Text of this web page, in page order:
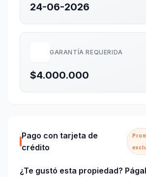
24-06-2026
GARANTÍA REQUERIDA
$4.000.000
Pago con tarjeta de
crédito
¿Te gustó esta propiedad?